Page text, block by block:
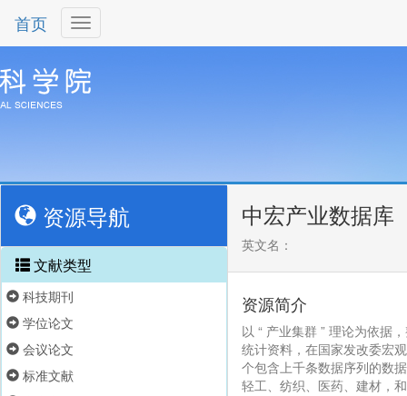
首页
资源导航
文献类型
科技期刊
学位论文
会议论文
标准文献
中宏产业数据库
英文名：
资源简介
以 “ 产业集群 ” 理论为依据
统计资料，在国家发改委宏
个包含上千条数据序列的数
轻工、纺织、医药、建材，